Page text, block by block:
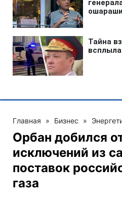
Главная » Бизнес »
Орбан добился
исключений из
поставок
газа